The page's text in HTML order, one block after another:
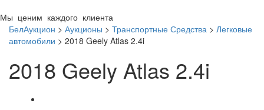
Мы ценим каждого клиента
БелАукцион > Аукционы > Транспортные Средства > Легковые
автомобили > 2018 Geely Atlas 2.4i
2018 Geely Atlas 2.4i